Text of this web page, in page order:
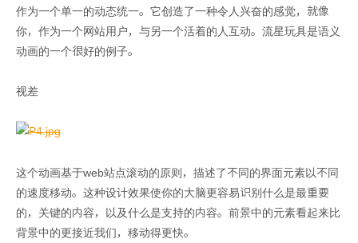
作为一个单一的动态统一。它创造了一种令人兴奋的感觉，就像
你，作为一个网站用户，与另一个活着的人互动。流星玩具是语义
动画的一个很好的例子。
视差
这个动画基于web站点滚动的原则，描述了不同的界面元素以不同
的速度移动。这种设计效果使你的大脑更容易识别什么是最重要
的，关键的内容，以及什么是支持的内容。前景中的元素看起来比
背景中的更接近我们，移动得更快。